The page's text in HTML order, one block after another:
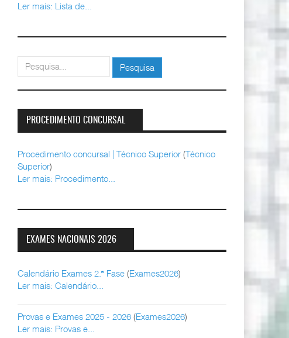
Ler mais: Lista de...
pesquisar Pesquisa
PROCEDIMENTO CONCURSAL
Procedimento concursal | Técnico Superior (Técnico
Superior)
Ler mais: Procedimento...
EXAMES NACIONAIS 2026
Calendário Exames 2.ª Fase (Exames2026)
Ler mais: Calendário...
Provas e Exames 2025 - 2026 (Exames2026)
Ler mais: Provas e...